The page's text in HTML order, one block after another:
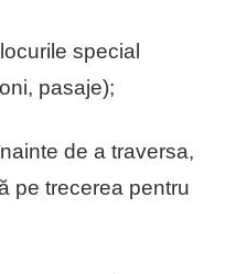
special
pasaje);
de a traversa,
pe trecerea pentru